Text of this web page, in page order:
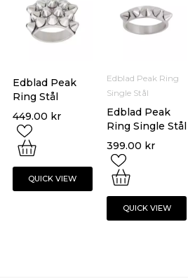
Edblad Peak
Ring Stål
449.00 kr
QUICK VIEW
Edblad Peak Ring
Single Stål
Edblad Peak
Ring Single Stål
399.00 kr
QUICK VIEW